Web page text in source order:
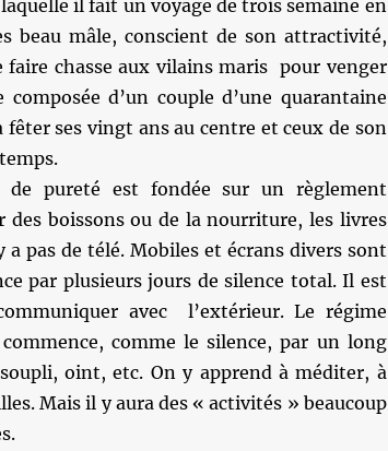
il fait un voyage de trois semaine en
beau mâle, conscient de son attractivité,
faire chasse aux vilains maris pour venger
d’un couple d’une quarantaine
ses vingt ans au centre et ceux de son
de pureté est fondée sur un règlement
boissons ou de la nourriture, les livres
a pas de télé. Mobiles et écrans divers sont
par plusieurs jours de silence total. Il est
avec l’extérieur. Le régime
comme le silence, par un long
oint, etc. On y apprend à méditer, à
Mais il y aura des « activités » beaucoup